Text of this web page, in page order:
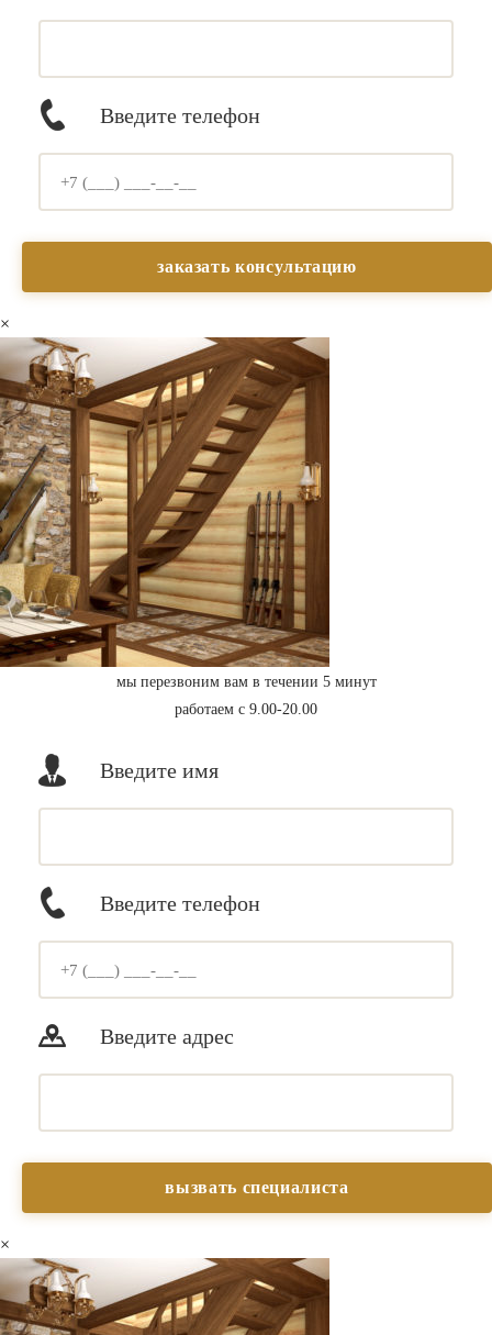
Введите телефон
×
мы перезвоним вам в течении 5 минут
работаем с 9.00-20.00
Введите имя
Введите телефон
Введите адрес
×